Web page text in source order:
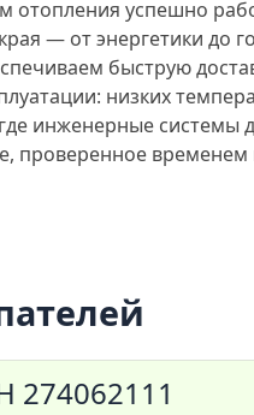
успешно
— от энергетики до
быструю
низких
инженерные
проверенное